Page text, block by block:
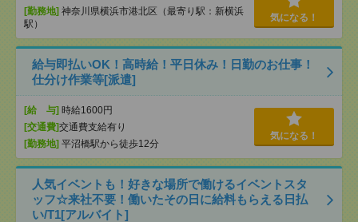
[勤務地] 神奈川県横浜市港北区（最寄り駅：新横浜
駅）
気になる！
給与即払いOK！高時給！平日休み！日勤のお仕事！
仕分け作業等[派遣]
[給 与] 時給1600円
[交通費]交通費支給有り
[勤務地] 平沼橋駅から徒歩12分
気になる！
人気イベントも！好きな場所で働けるイベントスタ
ッフ☆来社不要！働いたその日に給料もらえる日払
い/T1[アルバイト]